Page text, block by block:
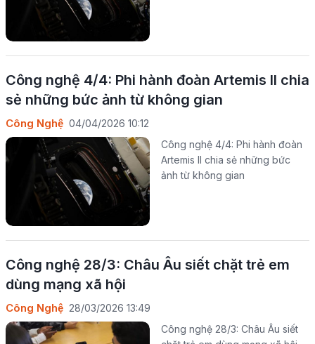
Công nghệ 4/4: Phi hành đoàn Artemis II chia
sẻ những bức ảnh từ không gian
Công Nghệ 04/04/2026 10:12
Công nghệ 4/4: Phi hành đoàn
Artemis II chia sẻ những bức
ảnh từ không gian
Công nghệ 28/3: Châu Âu siết chặt trẻ em
dùng mạng xã hội
Công Nghệ 28/03/2026 13:49
Công nghệ 28/3: Châu Âu siết